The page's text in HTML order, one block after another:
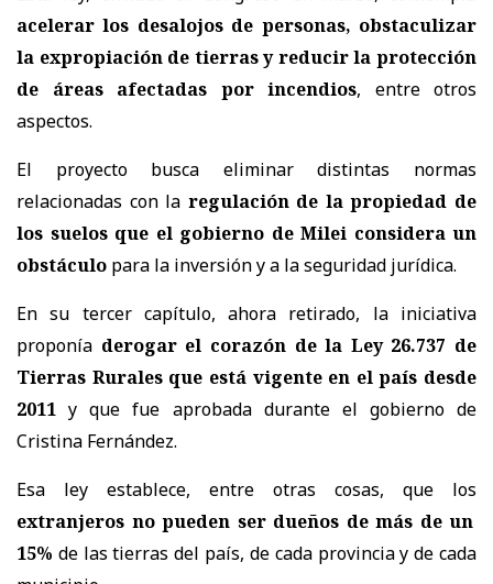
acelerar los desalojos de personas, obstaculizar
la expropiación de tierras y reducir la protección
de áreas afectadas por incendios, entre otros
aspectos.
El proyecto busca eliminar distintas normas
relacionadas con la regulación de la propiedad de
los suelos que el gobierno de Milei considera un
obstáculo para la inversión y a la seguridad jurídica.
En su tercer capítulo, ahora retirado, la iniciativa
proponía derogar el corazón de la Ley 26.737 de
Tierras Rurales que está vigente en el país desde
2011 y que fue aprobada durante el gobierno de
Cristina Fernández.
Esa ley establece, entre otras cosas, que los
extranjeros no pueden ser dueños de más de un
15% de las tierras del país, de cada provincia y de cada